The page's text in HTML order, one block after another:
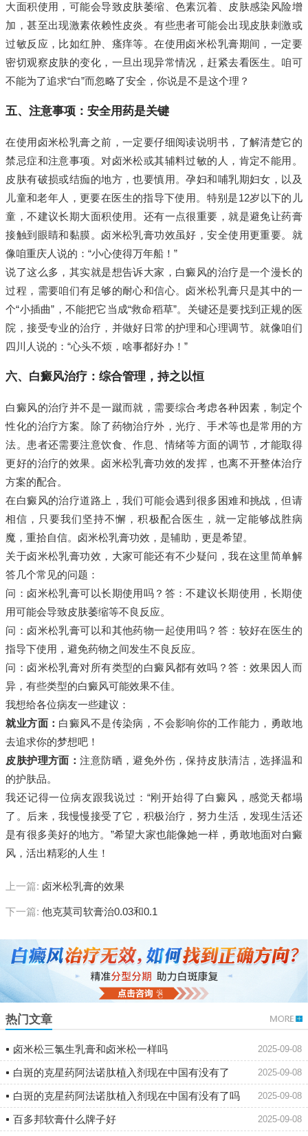
大面积使用，可能会导致皮肤萎缩、色素沉着、皮肤感染风险增
加，甚至出现激素依赖性皮炎。有些患者可能会出现皮肤刺激或
过敏反应，比如红肿、瘙痒等。在使用卤米松乳膏期间，一定要
密切观察皮肤的变化，一旦出现异常情况，赶紧去看医生。咱可
不能为了追求“白”而忽略了安全，你说是不是这个理？
五、注意事项：安全用药是关键
在使用卤米松乳膏之前，一定要仔细阅读说明书，了解清楚它的
禁忌症和注意事项。对卤米松或其辅料过敏的人，肯定不能用。
皮肤有破损或结痂的地方，也要慎用。孕妇和哺乳期妇女，以及
儿童和老年人，更要在医生的指导下使用。特别是12岁以下的儿
童，不建议长期大面积使用。还有一点很重要，就是避免让药膏
接触到眼睛和黏膜。卤米松乳膏功效虽好，安全使用更重要。就
像咱重庆人说的：“小心使得万年船！”
说了这么多，其实就是想告诉大家，白癜风的治疗是一个漫长的
过程，需要咱们有足够的耐心和信心。卤米松乳膏只是其中的一
个“小插曲”，不能把它当成“救命稻草”。关键还是要找到正规的医
院，接受专业的治疗，并做好日常的护理和心理调节。就像咱们
四川人说的：“心头不烦，啥事都好办！”
六、白癜风治疗：综合管理，持之以恒
白癜风的治疗并不是一蹴而就，需要综合考虑各种因素，制定个
性化的治疗方案。除了药物治疗外，光疗、手术等也是常用的方
法。患者还需要注意饮食、作息、情绪等方面的调节，才能取得
更好的治疗的效果。卤米松乳膏功效的发挥，也离不开整体治疗
方案的配合。
在白癜风的治疗道路上，我们可能会遇到很多困难和挑战，但请
相信，只要我们坚持不懈，积极配合医生，就一定能够战胜病
魔，重拾自信。卤米松乳膏功效，是辅助，更是希望。
关于卤米松乳膏功效，大家可能还有不少疑问，我在这里简单解
答几个常见的问题：
问：卤米松乳膏可以长期使用吗？答：不建议长期使用，长期使
用可能会导致皮肤萎缩等不良反应。
问：卤米松乳膏可以和其他药物一起使用吗？答：较好在医生的
指导下使用，避免药物之间发生不良反应。
问：卤米松乳膏对所有类型的白癜风都有效吗？答：效果因人而
异，有些类型的白癜风可能效果不佳。
我想给各位病友一些建议：
就业方面： 白癜风不是传染病，不会影响你的工作能力，勇敢地
去追求你的梦想吧！
皮肤护理方面：注意防晒，避免外伤，保持皮肤清洁，选择温和
的护肤品。
我还记得一位病友跟我说过：“刚开始得了白癜风，感觉天都塌
了。后来，我慢慢接受了它，积极治疗，努力生活，发现生活还
是有很多美好的地方。”希望大家也能像她一样，勇敢地面对白癜
风，活出精彩的人生！
上一篇: 卤米松乳膏的效果
下一篇:他克莫司软膏治0.03和0.1
热门文章
卤米松三氯生乳膏和卤米松一样吗 2025-09-08
白斑的克星药阿法诺肽植入剂现在中国有没有了 2025-09-08
白斑的克星药阿法诺肽植入剂现在中国有没有了吗 2025-09-08
百多邦软膏什么牌子好 2025-09-08